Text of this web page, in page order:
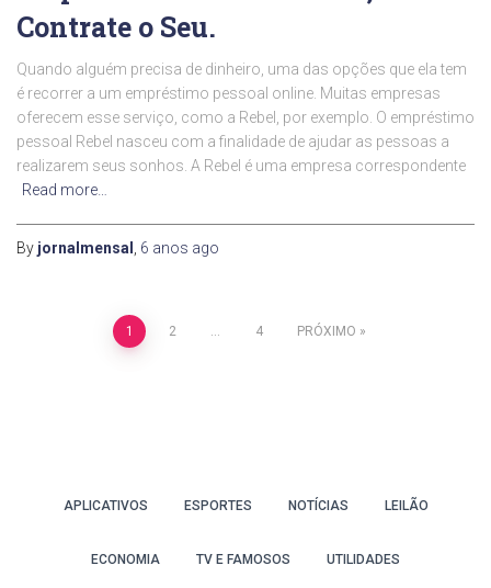
Contrate o Seu.
Quando alguém precisa de dinheiro, uma das opções que ela tem
é recorrer a um empréstimo pessoal online. Muitas empresas
oferecem esse serviço, como a Rebel, por exemplo. O empréstimo
pessoal Rebel nasceu com a finalidade de ajudar as pessoas a
realizarem seus sonhos. A Rebel é uma empresa correspondente
Read more…
By jornalmensal 6 anos ago
Paginação
1 2 … 4 PRÓXIMO
APLICATIVOS ESPORTES NOTÍCIAS LEILÃO
ECONOMIA TV E FAMOSOS UTILIDADES